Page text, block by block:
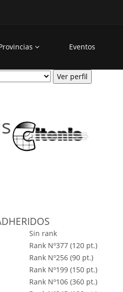
Eventos
Sin rank
Rank Nº377 (120 pt.)
Rank Nº256 (90 pt.)
Rank Nº199 (150 pt.)
Rank Nº106 (360 pt.)